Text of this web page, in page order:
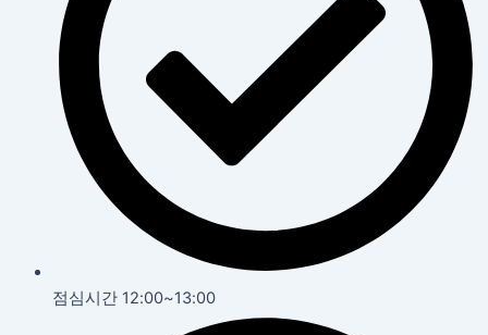
점심시간 12:00~13:00